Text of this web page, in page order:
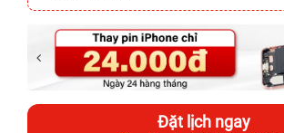
Đặt lịch ngay